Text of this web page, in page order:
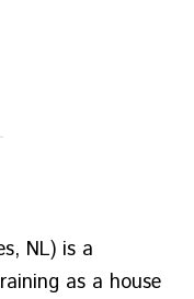
NL) is a
as a house